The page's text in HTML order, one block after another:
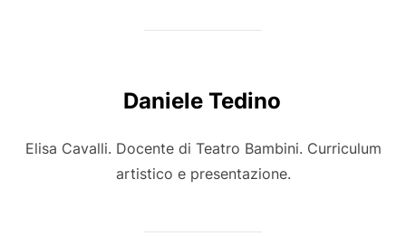
Daniele Tedino
Elisa Cavalli. Docente di Teatro Bambini. Curriculum
artistico e presentazione.